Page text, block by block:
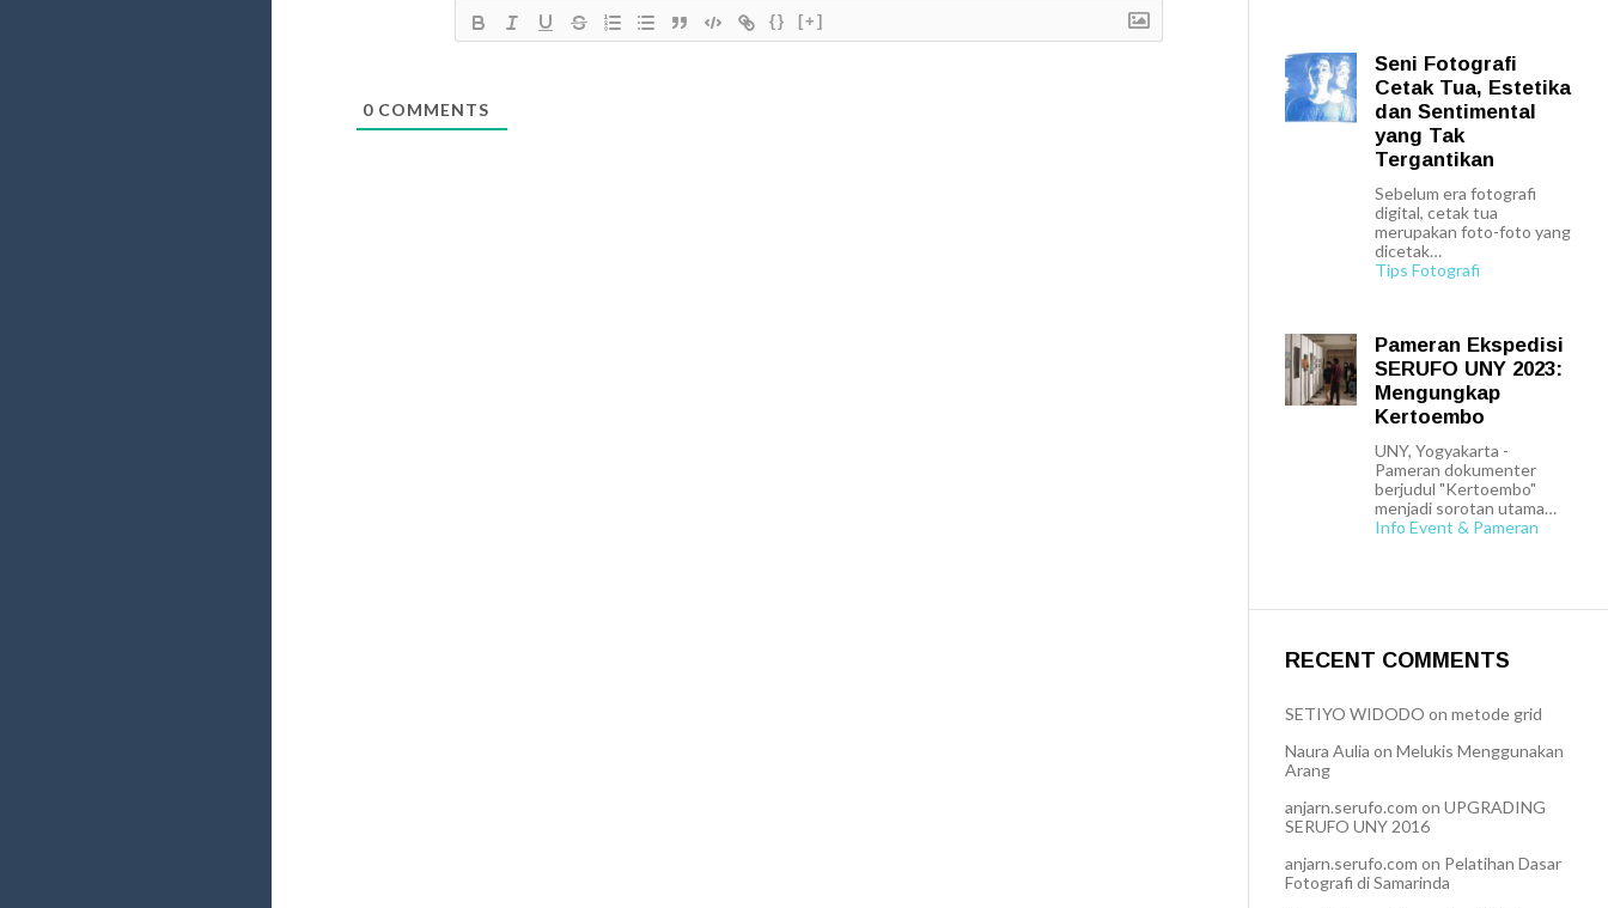
{} [+]
0 COMMENTS
Seni Fotografi
Cetak Tua, Estetika
dan Sentimental
yang Tak
Tergantikan
Sebelum era fotografi
digital, cetak tua
merupakan foto-foto yang
dicetak…
Tips Fotografi
Pameran Ekspedisi
SERUFO UNY 2023:
Mengungkap
Kertoembo
UNY, Yogyakarta -
Pameran dokumenter
berjudul "Kertoembo"
menjadi sorotan utama…
Info Event & Pameran
RECENT COMMENTS
SETIYO WIDODO on metode grid
Naura Aulia on Melukis Menggunakan
Arang
anjarn.serufo.com on UPGRADING
SERUFO UNY 2016
anjarn.serufo.com on Pelatihan Dasar
Fotografi di Samarinda